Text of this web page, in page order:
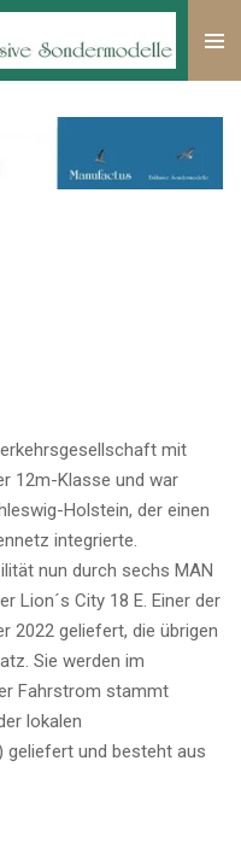
mit
12m-Klasse und war
Holstein, der einen
integrierte.
nun durch sechs MAN
Lion´s City 18 E. Einer der
2022 geliefert, die übrigen
Sie werden im
Fahrstrom stammt
lokalen
geliefert und besteht aus